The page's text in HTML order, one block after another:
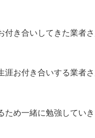
付き合いしてきた業者
涯お付き合いする業者
ため一緒に勉強していき